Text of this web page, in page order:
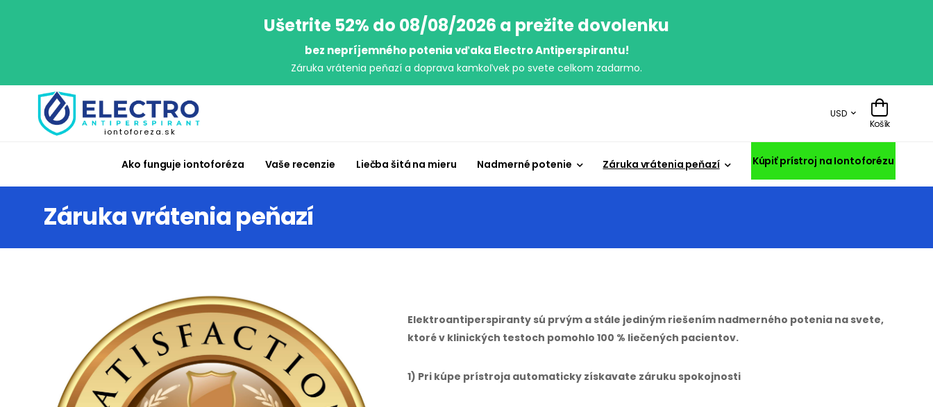
Ušetrite 52% do 08/08/2026 a prežite dovolenku
bez nepríjemného potenia vďaka Electro Antiperspirantu!
Záruka vrátenia peňazí a doprava kamkoľvek po svete celkom zadarmo.
iontoforeza.sk
USD
Košík
Ako funguje iontoforéza Vaše recenzie Liečba šitá na mieru Nadmerné potenie Záruka vrátenia peňazí Kúpiť prístroj na Iontoforézu
Záruka vrátenia peňazí
Elektroantiperspiranty sú prvým a stále jediným riešením nadmerného potenia na svete,
ktoré v klinických testoch pomohlo 100 % liečených pacientov.
1) Pri kúpe prístroja automaticky získavate záruku spokojnosti